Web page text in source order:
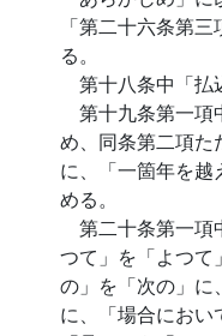
「第二十六条第
る。
第十八条中「払
第十九条第一項
め、同条第二項た
に、「一箇年を
める。
第二十条第一項
つて」を「よつて
の」を「次の」に
に、「場合におい